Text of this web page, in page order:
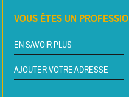
VOUS ÊTES UN
EN SAVOIR PLUS
AJOUTER VOTRE ADRESSE